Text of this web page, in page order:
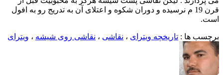
قرن 19 م نرسیده و دوران شکوه و اعتلای آن به تدریج رو به افول
است.
برچسب ها : تاریخچه ویترای ، نقاشی ، نقاشی روی شیشه ، ویترای